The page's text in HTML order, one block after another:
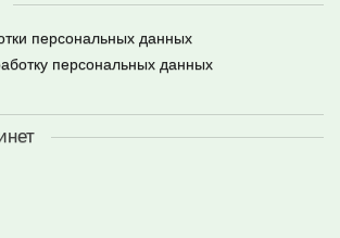
персональных данных
персональных данных